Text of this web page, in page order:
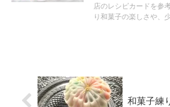
店のレシピカードを参
り和菓子の楽しさや、
和菓子練